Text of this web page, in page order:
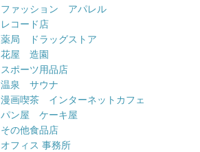
ファッション アパレル
レコード店
薬局 ドラッグストア
花屋 造園
スポーツ用品店
温泉 サウナ
漫画喫茶 インターネットカフェ
パン屋 ケーキ屋
その他食品店
オフィス 事務所